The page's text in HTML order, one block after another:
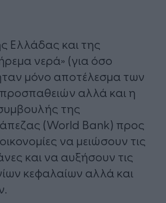
Ελλάδας και της
νερά» (για όσο
μόνο αποτέλεσμα των
αλλά και η
της
(World Bank) προς
να μειώσουν τις
και να αυξήσουν τις
κεφαλαίων αλλά και